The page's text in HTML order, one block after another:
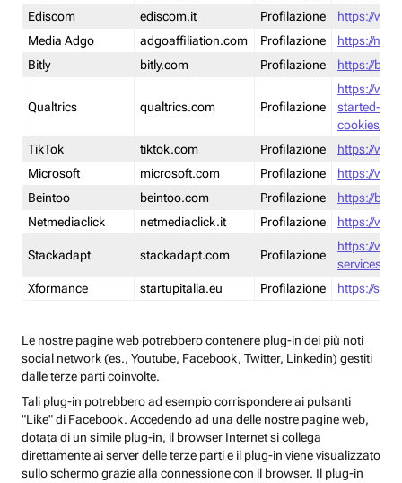
Ediscom
ediscom.it Profilazione
https://
Media Adgo
adgoaffiliation.com Profilazione
https://
Bitly
bitly.com Profilazione https://
Qualtrics qualtrics.com Profilazione
https://
started-
cookies/
TikTok
tiktok.com Profilazione
https://
Microsoft
microsoft.com Profilazione
https://
Beintoo
beintoo.com Profilazione
https://
Netmediaclick
netmediaclick.it Profilazione https://
Stackadapt stackadapt.com Profilazione
https://
services-
Xformance
startupitalia.eu Profilazione https://
Le nostre pagine web potrebbero contenere plug-in dei più noti
social network (es., Youtube, Facebook, Twitter, Linkedin) gestiti
dalle terze parti coinvolte.
Tali plug-in potrebbero ad esempio corrispondere ai pulsanti
"Like" di Facebook. Accedendo ad una delle nostre pagine web,
dotata di un simile plug-in, il browser Internet si collega
direttamente ai server delle terze parti e il plug-in viene visualizzato
sullo schermo grazie alla connessione con il browser. Il plug-in